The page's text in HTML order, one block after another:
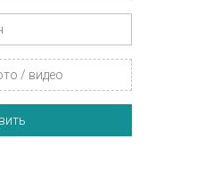
/ видео